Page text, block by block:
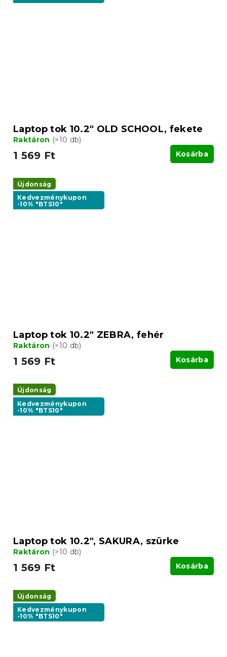
Laptop tok 10.2" OLD SCHOOL, fekete
Raktáron (>10 db)
1 569 Ft Kosárba
Újdonság
Kedvezménykupon
-10% "BTS10"
Laptop tok 10.2" ZEBRA, fehér
Raktáron (>10 db)
1 569 Ft Kosárba
Újdonság
Kedvezménykupon
-10% "BTS10"
Laptop tok 10.2", SAKURA, szürke
Raktáron (>10 db)
1 569 Ft Kosárba
Újdonság
Kedvezménykupon
-10% "BTS10"